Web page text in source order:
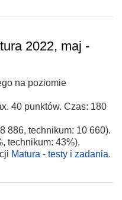
2022, maj -
na poziomie
40 punktów. Czas: 180
886, technikum: 10 660).
technikum: 43%).
Matura - testy i zadania.